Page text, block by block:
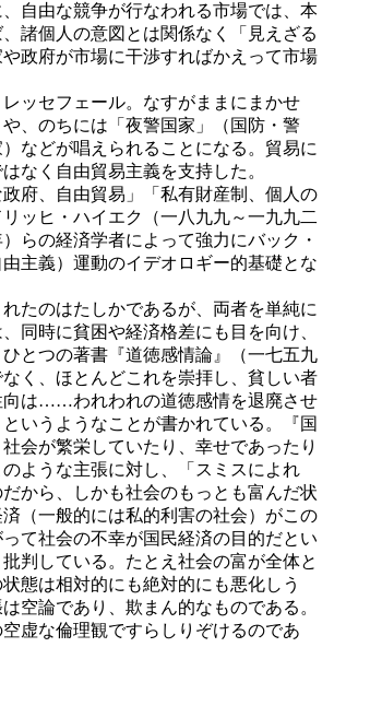
自由な競争が行なわれる市場では、本
諸個人の意図とは関係なく「見えざる
政府が市場に干渉すればかえって市場
ッセフェール。なすがままにまかせ
、のちには「夜警国家」（国防・警
などが唱えられることになる。貿易に
なく自由貿易主義を支持した。
府、自由貿易」「私有財産制、個人の
ッヒ・ハイエク（一八九九～一九九二
らの経済学者によって強力にバック・
主義）運動のイデオロギー的基礎とな
たのはたしかであるが、両者を単純に
同時に貧困や経済格差にも目を向け、
とつの著書『道徳感情論』（一七五九
く、ほとんどこれを崇拝し、貧しい者
向は……われわれの道徳感情を退廃させ
いうようなことが書かれている。『国
会が繁栄していたり、幸せであったり
ような主張に対し、「スミスによれ
から、しかも社会のもっとも富んだ状
（一般的には私的利害の社会）がこの
て社会の不幸が国民経済の目的だとい
判している。たとえ社会の富が全体と
態は相対的にも絶対的にも悪化しう
空論であり、欺まん的なものである。
虚な倫理観ですらしりぞけるのであ